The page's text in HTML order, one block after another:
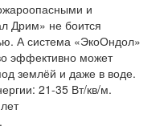
и
Дрим» не боится
А система «ЭкоОндол»
эффективно может
землёй и даже в воде.
21-35 Вт/кв/м.